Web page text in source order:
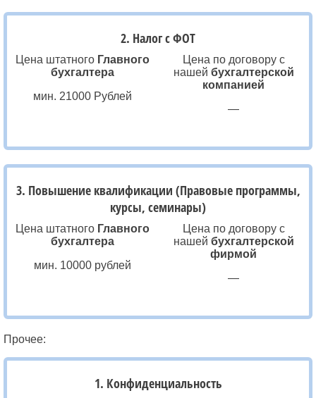
2. Налог с ФОТ
Цена штатного Главного
бухгалтера
мин. 21000 Рублей
Цена по договору с
нашей бухгалтерской
компанией
—
3. Повышение квалификации (Правовые программы,
курсы, семинары)
Цена штатного Главного
бухгалтера
мин. 10000 рублей
Цена по договору с
нашей бухгалтерской
фирмой
—
Прочее:
1. Конфиденциальность